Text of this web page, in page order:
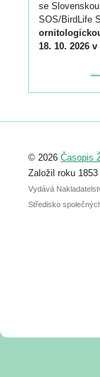
se
SOS/BirdLife
18. 10. 2026
Podrobnější
Registrovat
abstraktu
posteru je už
© 2026 Časopis
Založil roku
Vydává
Středisko